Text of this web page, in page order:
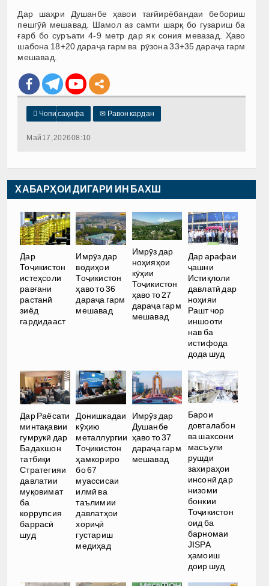
Дар шаҳри Душанбе ҳавои тағйирёбандаи бебориш
пешгӯӣ мешавад. Шамол аз самти шарқ бо гузариш ба
ғарб бо суръати 4-9 метр дар як сония мевазад. Ҳаво
шабона 18+20 дараҷа гарм ва рӯзона 33+35 дараҷа гарм
мешавад.
 Чопи саҳифа ✉ Равон кардан
Май 17, 2026 08:10
ХАБАРҲОИ ДИГАРИ ИН БАХШ
Дар
Тоҷикистон
истеҳсоли
равғани
растанӣ
зиёд
гардидааст
Имрӯз дар
водиҳои
Тоҷикистон
ҳаво то 36
дараҷа гарм
мешавад
Имрӯз дар
ноҳияҳои
кӯҳии
Тоҷикистон
ҳаво то 27
дараҷа гарм
мешавад
Дар арафаи
ҷашни
Истиқлоли
давлатӣ дар
ноҳияи
Рашт чор
иншооти
нав ба
истифода
дода шуд
Дар Раёсати
минтақавии
гумрукӣ дар
Бадахшон
татбиқи
Стратегияи
давлатии
муқовимат
ба
коррупсия
баррасӣ
шуд
Донишкадаи
кӯҳию
металлургии
Тоҷикистон
ҳамкориро
бо 67
муассисаи
илмӣ ва
таълимии
давлатҳои
хориҷӣ
густариш
медиҳад
Имрӯз дар
Душанбе
ҳаво то 37
дараҷа гарм
мешавад
Барои
довталабон
ва шахсони
масъули
рушди
захираҳои
инсонӣ дар
низоми
бонкии
Тоҷикистон
оид ба
барномаи
JISPA
ҳамоиш
доир шуд